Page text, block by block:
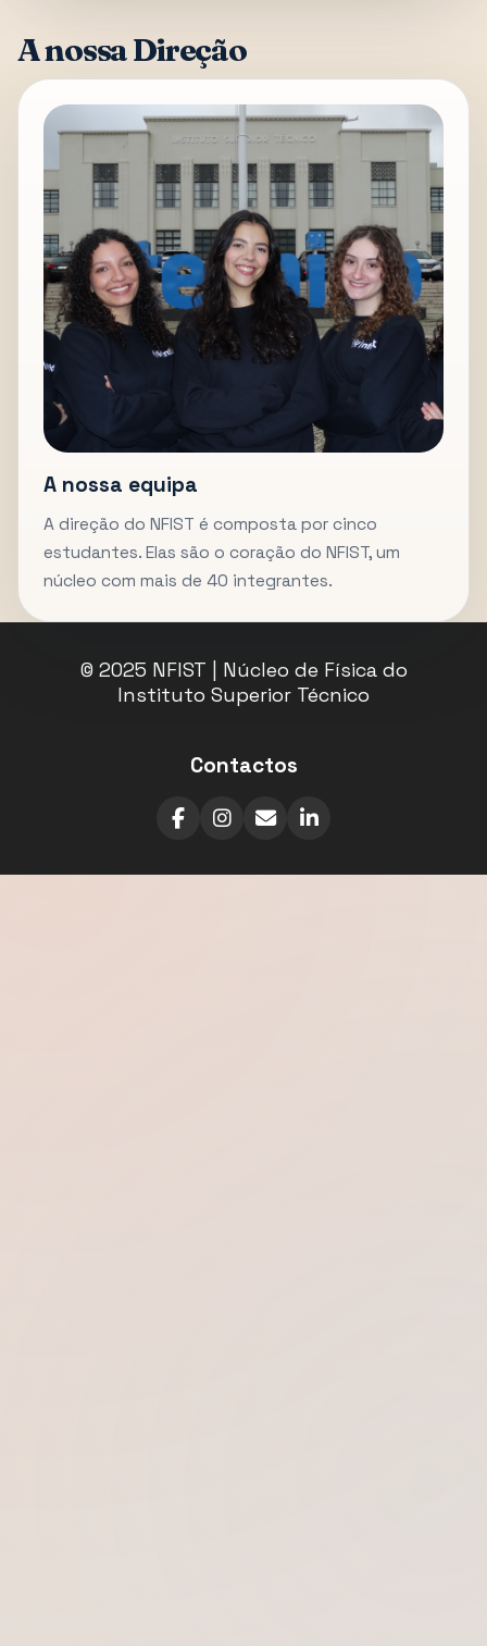
A nossa Direção
A nossa equipa
A direção do NFIST é composta por cinco
estudantes. Elas são o coração do NFIST, um
núcleo com mais de 40 integrantes.
© 2025 NFIST | Núcleo de Física do
Instituto Superior Técnico
Contactos